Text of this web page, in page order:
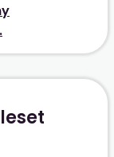
áll
éjfél